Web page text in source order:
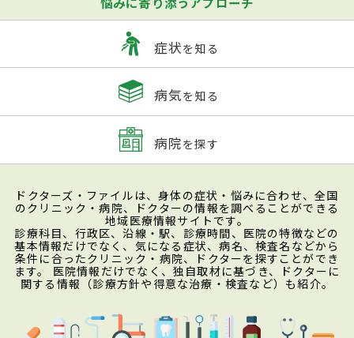
症状を知る
病気を知る
病院を探す
ドクターズ・ファイルは、身体の症状・悩みに合わせ、全国
のクリニック・病院、ドクターの情報を調べることができる
地域医療情報サイトです。
診療科目、行政区、沿線・駅、診療時間、医院の特徴などの
基本情報だけでなく、気になる症状、病名、検査名などから
条件に合ったクリニック・病院、ドクターを探すことができ
ます。 医院情報だけでなく、独自取材に基づき、ドクターに
関する情報（診療方針や得意な治療・検査など）も紹介。